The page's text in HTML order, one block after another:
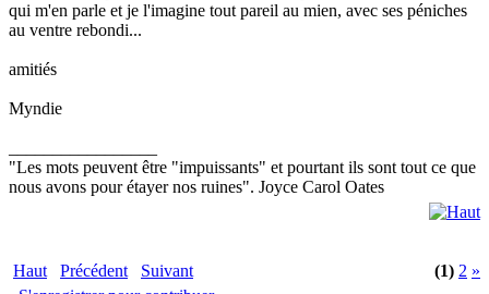
qui m'en parle et je l'imagine tout pareil au mien, avec ses péniches
au ventre rebondi...
amitiés
Myndie
"Les mots peuvent être "impuissants" et pourtant ils sont tout ce que
nous avons pour étayer nos ruines". Joyce Carol Oates
Haut Précédent Suivant (1) 2 »